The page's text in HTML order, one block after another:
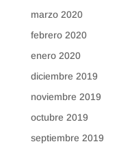
marzo 2020
febrero 2020
enero 2020
diciembre 2019
noviembre 2019
octubre 2019
septiembre 2019